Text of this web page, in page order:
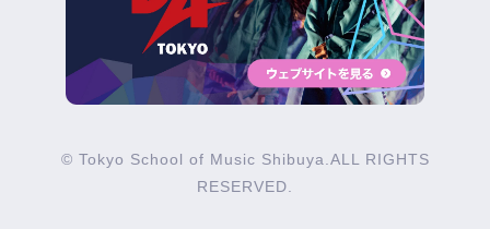
© Tokyo School of Music Shibuya.ALL RIGHTS
RESERVED.